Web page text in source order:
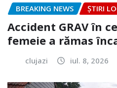
BREAKING NEWS ȘTIRI
Accident GRAV în
femeie a rămas
clujazi iul. 8, 2026